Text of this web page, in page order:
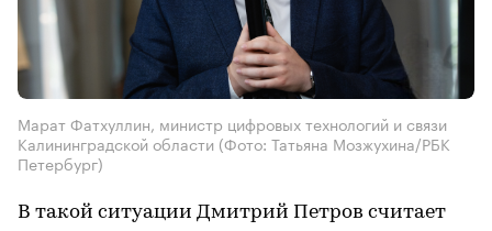
Марат Фатхуллин, министр цифровых технологий и связи
Калининградской области (Фото: Татьяна Мозжухина/РБК
Петербург)
В такой ситуации Дмитрий Петров считает